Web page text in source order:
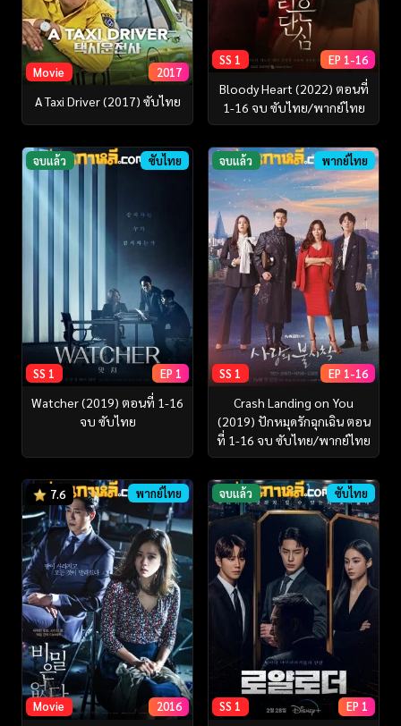
Movie 2017
A Taxi Driver (2017) ซับไทย
SS 1 EP 1-16
Bloody Heart (2022) ตอนที่
1-16 จบ ซับไทย/พากย์ไทย
จบแล้ว ซับไทย
SS 1 EP 1
Watcher (2019) ตอนที่ 1-16
จบ ซับไทย
จบแล้ว พากย์ไทย
SS 1 EP 1-16
Crash Landing on You
(2019) ปักหมุดรักฉุกเฉิน ตอน
ที่ 1-16 จบ ซับไทย/พากย์ไทย
7.6 พากย์ไทย
Movie 2016
จบแล้ว ซับไทย
SS 1 EP 1